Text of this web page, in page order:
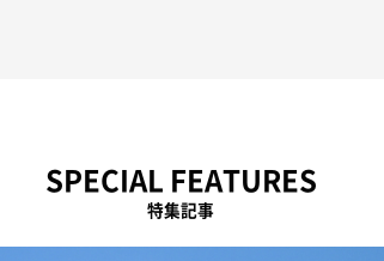
SPECIAL FEATURES
特集記事